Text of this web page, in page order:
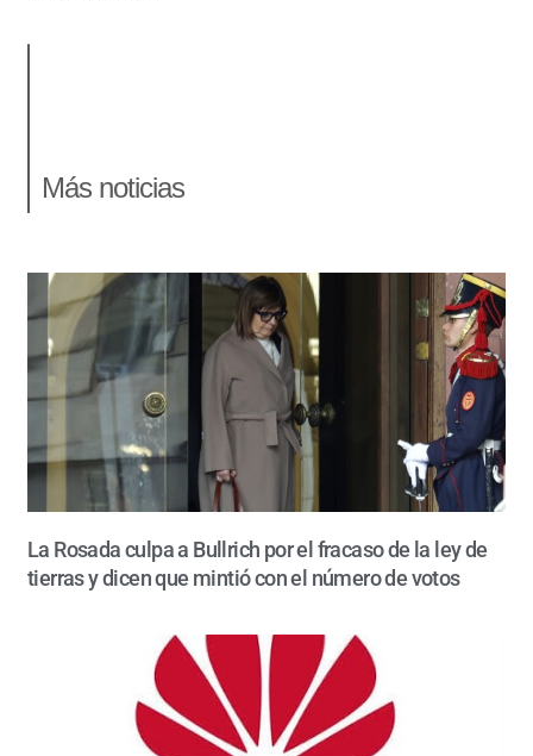
Más noticias
La Rosada culpa a Bullrich por el fracaso de la ley de
tierras y dicen que mintió con el número de votos